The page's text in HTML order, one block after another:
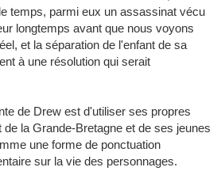
temps, parmi eux un assassinat vécu
longtemps avant que nous voyons
et la séparation de l'enfant de sa
à une résolution qui serait
de Drew est d'utiliser ses propres
la Grande-Bretagne et de ses jeunes
une forme de ponctuation
sur la vie des personnages.